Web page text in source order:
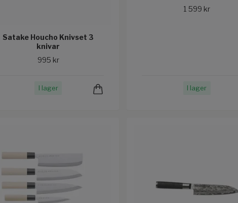
Satake Houcho Knivset 3
knivar
995 kr
I lager
1 599 kr
I lager